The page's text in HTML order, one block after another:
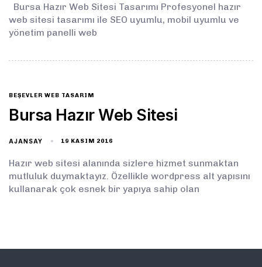
Bursa Hazır Web Sitesi Tasarımı Profesyonel hazır
web sitesi tasarımı ile SEO uyumlu, mobil uyumlu ve
yönetim panelli web
BEŞEVLER WEB TASARIM
Bursa Hazır Web Sitesi
AJANSAY 19 KASIM 2016
Hazır web sitesi alanında sizlere hizmet sunmaktan
mutluluk duymaktayız. Özellikle wordpress alt yapısını
kullanarak çok esnek bir yapıya sahip olan